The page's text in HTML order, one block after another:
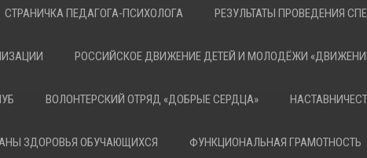
СТРАНИЧКА ПЕДАГОГА-ПСИХОЛОГА РЕЗУЛЬТАТЫ ПРОВЕДЕНИЯ
РОССИЙСКОЕ ДВИЖЕНИЕ ДЕТЕЙ И МОЛОДЁЖИ
ВОЛОНТЕРСКИЙ ОТРЯД «ДОБРЫЕ СЕРДЦА»
ЗДОРОВЬЯ ОБУЧАЮЩИХСЯ ФУНКЦИОНАЛЬНАЯ ГРАМОТНОСТЬ